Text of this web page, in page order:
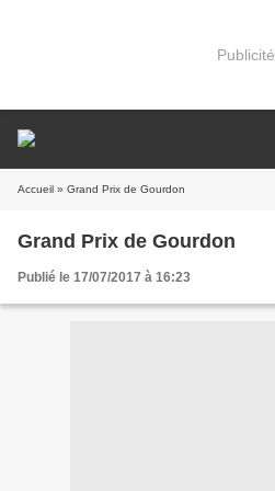
Publicité
Accueil » Grand Prix de Gourdon
Grand Prix de Gourdon
Publié le 17/07/2017 à 16:23